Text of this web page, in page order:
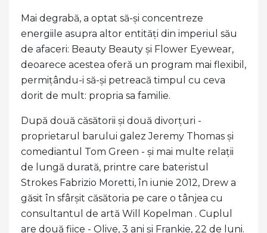
Mai degrabă, a optat să-și concentreze
energiile asupra altor entități din imperiul său
de afaceri: Beauty Beauty și Flower Eyewear,
deoarece acestea oferă un program mai flexibil,
permițându-i să-și petreacă timpul cu ceva
dorit de mult: propria sa familie.
După două căsătorii și două divorțuri -
proprietarul barului galez Jeremy Thomas și
comediantul Tom Green - și mai multe relații
de lungă durată, printre care bateristul
Strokes Fabrizio Moretti, în iunie 2012, Drew a
găsit în sfârșit căsătoria pe care o tânjea cu
consultantul de artă Will Kopelman . Cuplul
are două fiice - Olive, 3 ani și Frankie, 22 de luni.